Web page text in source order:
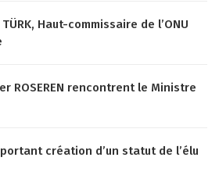
Haut-commissaire de l’ONU
ROSEREN rencontrent le Ministre
création d’un statut de l’élu